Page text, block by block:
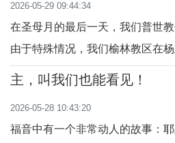
思：“认清我
的肖像受造的吗？有些人认为，
信仰就会崩溃；也有人担心，人
2026-05-29 09:44:34
在圣母月的最后一天，我们普世
由于特殊情况，我们榆林教区在
在教区的朝圣地小滩子圣母访亲
心来，重温一段温暖又满含恩宠
的召叫，谦卑答允 “愿照你的话成
主，叫我们也能看见！
2026-05-28 10:43:20
福音中有一个非常动人的故事：